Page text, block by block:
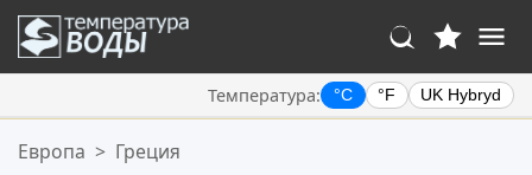
Температура: °C °F UK Hybryd
Ваше избранное:
Европа > Греция